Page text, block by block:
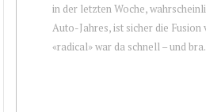
in der letzten Woche,
Auto-Jahres, ist sicher die Fusion
«radical» war da schnell – und